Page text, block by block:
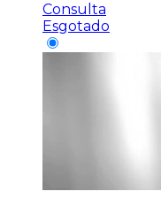
Consulta
Esgotado